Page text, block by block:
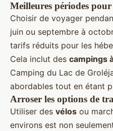
Meilleures périodes
Choisir de voyager
juin ou septembre à
tarifs réduits pour les
Cela inclut des campings
Camping du Lac de
abordables tout en étant
Arroser les options de
Utiliser des vélos ou
environs est non